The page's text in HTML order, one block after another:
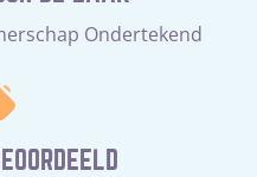
Ondertekend